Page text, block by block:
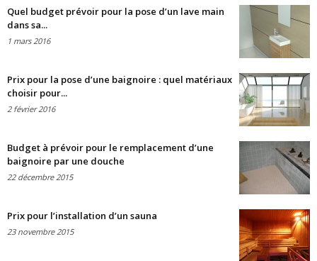
Quel budget prévoir pour la pose d’un lave main
dans sa...
1 mars 2016
Prix pour la pose d’une baignoire : quel matériaux
choisir pour...
2 février 2016
Budget à prévoir pour le remplacement d’une
baignoire par une douche
22 décembre 2015
Prix pour l’installation d’un sauna
23 novembre 2015